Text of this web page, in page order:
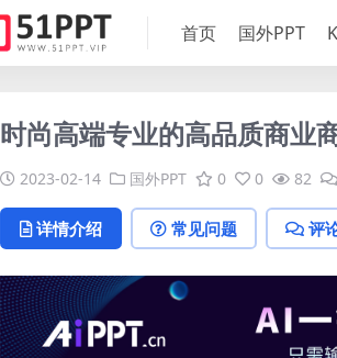
首页 国外PPT
时尚高端专业的高品质商
2023-02-14 国外PPT 0 0 82
详情介绍 常见问题 评